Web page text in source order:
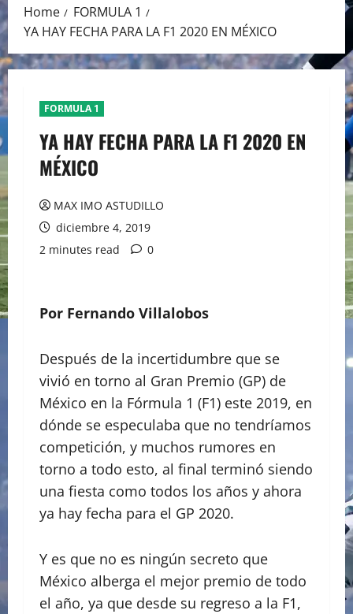
Home
FORMULA 1
YA HAY FECHA PARA LA F1 2020 EN MÉXICO
FORMULA 1
YA HAY FECHA PARA LA F1 2020 EN
MÉXICO
MAX IMO ASTUDILLO
diciembre 4, 2019
2 minutes read
0
Por Fernando Villalobos
Después de la incertidumbre que se
vivió en torno al Gran Premio (GP) de
México en la Fórmula 1 (F1) este 2019, en
dónde se especulaba que no tendríamos
competición, y muchos rumores en
torno a todo esto, al final terminó siendo
una fiesta como todos los años y ahora
ya hay fecha para el GP 2020.
Y es que no es ningún secreto que
México alberga el mejor premio de todo
el año, ya que desde su regreso a la F1,